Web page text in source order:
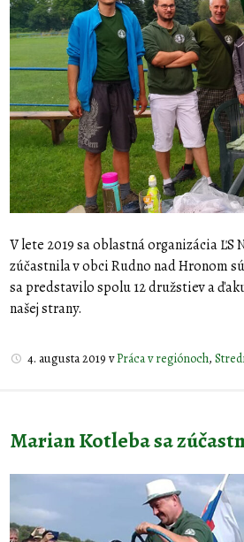
V lete 2019 sa oblastná organizácia
zúčastnila v obci Rudno nad Hronom
sa predstavilo spolu 12 družstiev a
našej strany.
4. augusta 2019vPráca v regiónoch,
Marian Kotleba sa